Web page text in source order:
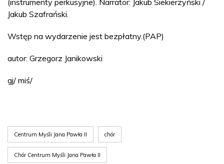
(instrumenty perkusyjne). Narrator: Jakub Siekierzyński /
Jakub Szafrański.
Wstęp na wydarzenie jest bezpłatny.(PAP)
autor: Grzegorz Janikowski
gj/ miś/
Centrum Myśli Jana Pawła II chór
Chór Centrum Myśli Jana Pawła II